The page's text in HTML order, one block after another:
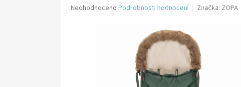
Průměrné
Neohodnoceno Podrobnosti hodnocení Značka: ZOPA